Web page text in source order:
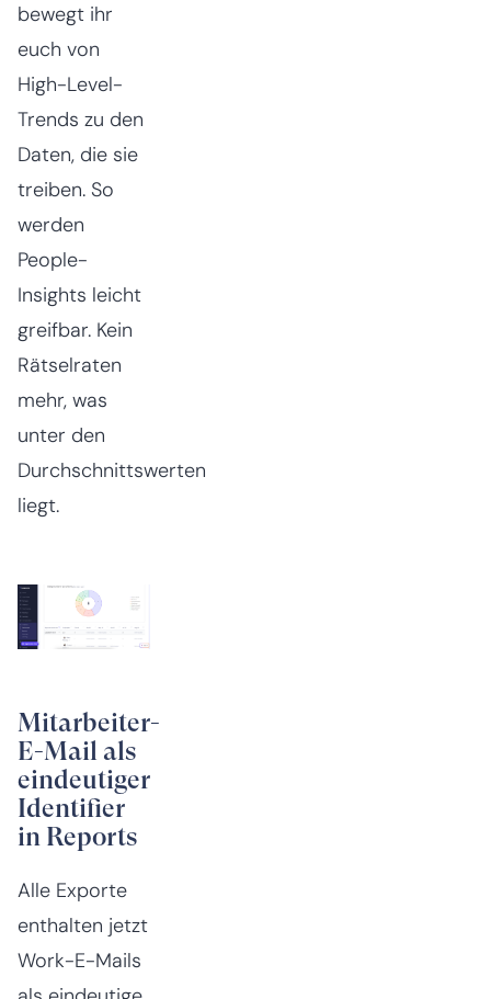
bewegt ihr
euch von
High-Level-
Trends zu den
Daten, die sie
treiben. So
werden
People-
Insights leicht
greifbar. Kein
Rätselraten
mehr, was
unter den
Durchschnittswerten
liegt.
Mitarbeiter-
E-Mail als
eindeutiger
Identifier
in Reports
Alle Exporte
enthalten jetzt
Work-E-Mails